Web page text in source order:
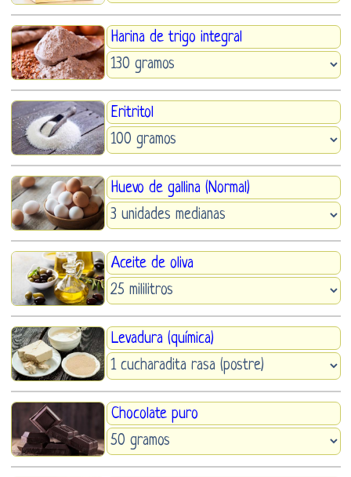
Harina de trigo integral
Eritritol
Huevo de gallina (Normal)
Aceite de oliva
Levadura (química)
Chocolate puro